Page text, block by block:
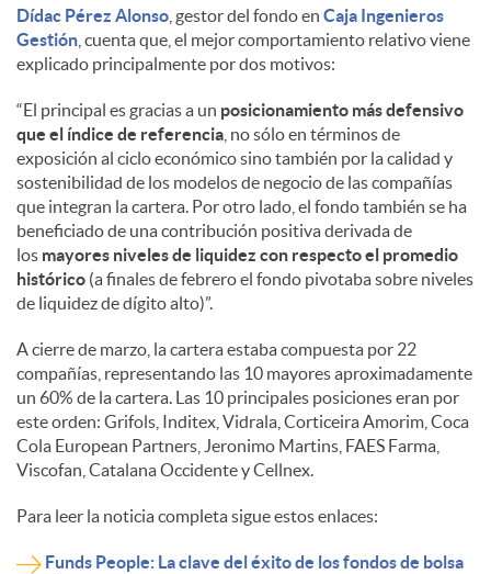
Dídac Pérez Alonso , gestor del fondo en Caja Ingenieros
Gestión , cuenta que, el mejor comportamiento relativo viene
explicado principalmente por dos motivos:
“El principal es gracias a un posicionamiento más defensivo
que el índice de referencia , no sólo en términos de
exposición al ciclo económico sino también por la calidad y
sostenibilidad de los modelos de negocio de las compañías
que integran la cartera. Por otro lado, el fondo también se ha
beneficiado de una contribución positiva derivada de
los mayores niveles de liquidez con respecto el promedio
histórico (a finales de febrero el fondo pivotaba sobre niveles
de liquidez de dígito alto)”.
A cierre de marzo, la cartera estaba compuesta por 22
compañías, representando las 10 mayores aproximadamente
un 60% de la cartera. Las 10 principales posiciones eran por
este orden: Grifols, Inditex, Vidrala, Corticeira Amorim, Coca
Cola European Partners, Jeronimo Martins, FAES Farma,
Viscofan, Catalana Occidente y Cellnex.
Para leer la noticia completa sigue estos enlaces:
Funds People: La clave del éxito de los fondos de bolsa